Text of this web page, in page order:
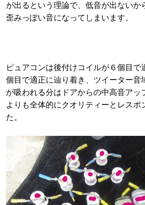
が出るという理論で、低音が出ないか
歪みっぽい音になってしまいます。
ピュアコンは後付けコイルが６個目で
個目で適正に辿り着き、ツイーター音
が吸われる分はドアからの中高音アッ
よりも全体的にクオリティーとレスポ
た。